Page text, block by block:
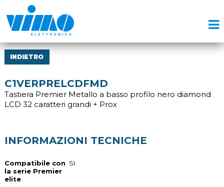
INDIETRO
C1VERPRELCDFMD
Tastiera Premier Metallo a basso profilo nero diamond
LCD 32 caratteri grandi + Prox
INFORMAZIONI TECNICHE
Compatibile con
la serie Premier
elite
SI